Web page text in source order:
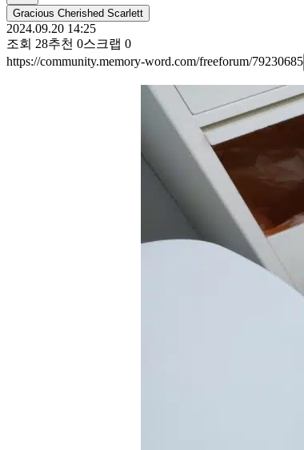
Gracious Cherished Scarlett
2024.09.20 14:25
조회 28추천 0스크랩 0
https://community.memory-word.com/freeforum/79230685